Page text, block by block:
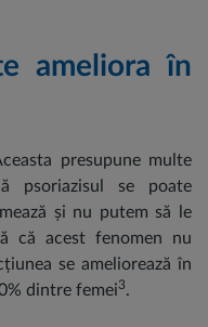
ameliora în
presupune multe
psoriazisul se poate
și nu putem să le
că acest fenomen nu
se ameliorează în
dintre femei3.